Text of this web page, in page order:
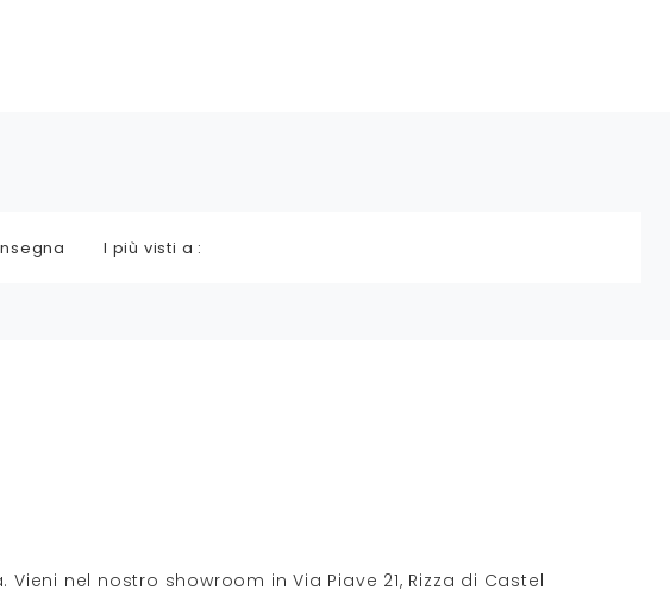
I più visti a :
nel nostro showroom in Via Piave 21, Rizza di Castel